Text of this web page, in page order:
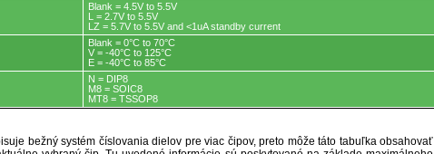
Blank = 4.5V to 5.5V
L = 2.7V to 5.5V
LZ = 5.7V to 5.5V and <1uA standby current
Blank = 0°C to 70°C
V = -40°C to 125°C
E = -40°C to 85°C
N = DIP8
M8 = SOIC8
MT8 = TSSOP8
bežný systém číslovania dielov pre viac čipov, preto môže táto tabuľka obsahovať